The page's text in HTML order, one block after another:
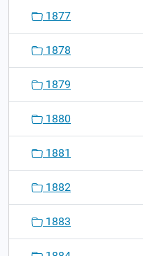
1877
1878
1879
1880
1881
1882
1883